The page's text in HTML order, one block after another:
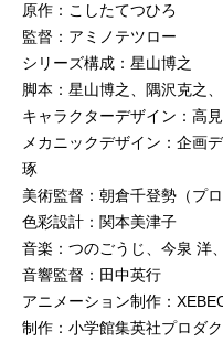
原作：こしたてつひろ
監督：アミノテツロー
シリーズ構成：星山博之
脚本：星山博之、隅沢克之
キャラクターデザイン：高
メカニックデザイン：企画
琢
美術監督：朝倉千登勢（プ
色彩設計：関本美津子
音楽：つのごうじ、今泉 洋
音響監督：田中英行
アニメーション制作：
制作：小学館集英社プロダ